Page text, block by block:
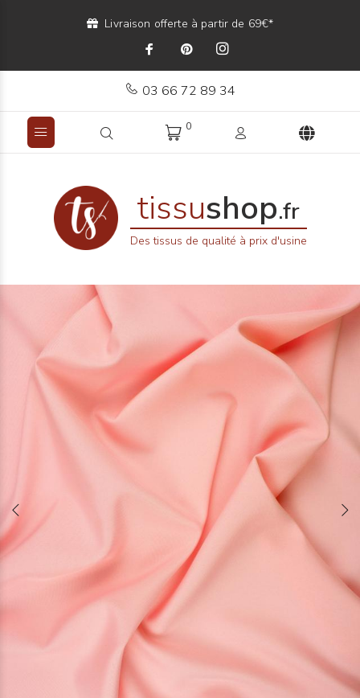
Livraison offerte à partir de 69€*
03 66 72 89 34
0
tissushop.fr
Des tissus de qualité à prix d'usine